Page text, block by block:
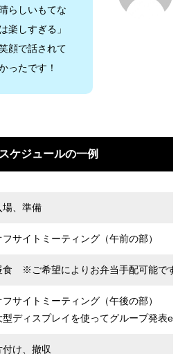
らしいもてな
楽しすぎる」
顔で話されて
ったです！
ケジュールの一例
場、準備
フサイトミーティング（午前の部）
食 ※ご希望によりお弁当手配可能です
フサイトミーティング（午後の部）
型ディスプレイを使ってグループ発表etc.
付け、撤収